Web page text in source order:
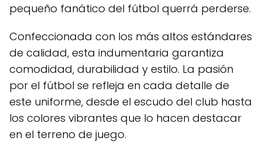
pequeño fanático del fútbol querrá perderse.
Confeccionada con los más altos estándares
de calidad, esta indumentaria garantiza
comodidad, durabilidad y estilo. La pasión
por el fútbol se refleja en cada detalle de
este uniforme, desde el escudo del club hasta
los colores vibrantes que lo hacen destacar
en el terreno de juego.